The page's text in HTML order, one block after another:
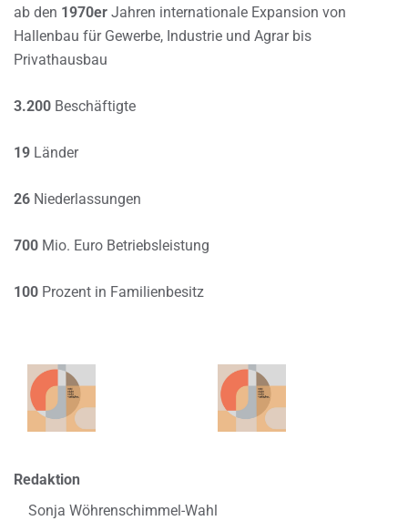
ab den 1970er Jahren internationale Expansion von
Hallenbau für Gewerbe, Industrie und Agrar bis
Privathausbau
3.200 Beschäftigte
19 Länder
26 Niederlassungen
700 Mio. Euro Betriebsleistung
100 Prozent in Familienbesitz
Redaktion
Sonja Wöhrenschimmel-Wahl